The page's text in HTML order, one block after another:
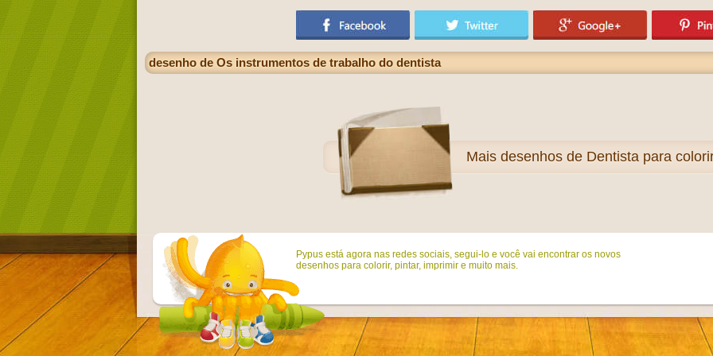
desenho de Os instrumentos de trabalho do dentista
Mais desenhos de Dentista para
Pypus está agora nas redes sociais, segui-lo e você vai encontrar os novos
desenhos para colorir, pintar, imprimir e muito mais.